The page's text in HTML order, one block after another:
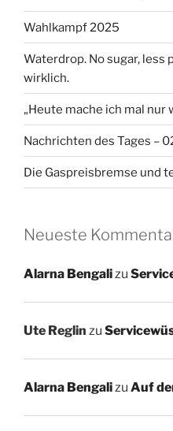
Wahlkampf 2025
Waterdrop. No sugar, less
wirklich.
„Heute mache ich mal nur
Nachrichten des Tages –
Die Gaspreisbremse und
Neueste
Alarna Bengali zu
Ute Reglin zu
Alarna Bengali zu Auf